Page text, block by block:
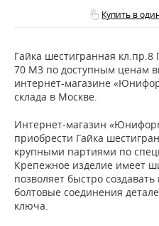
Купить в
Гайка шестигранная кл.пр.8
70 М3 по доступным ценам
интернет-магазине
склада в Москве.
Интернет-магазин
приобрести Гайка
крупными партиями по
Крепежное изделие имеет
позволяет быстро
болтовые соединения
ключа.